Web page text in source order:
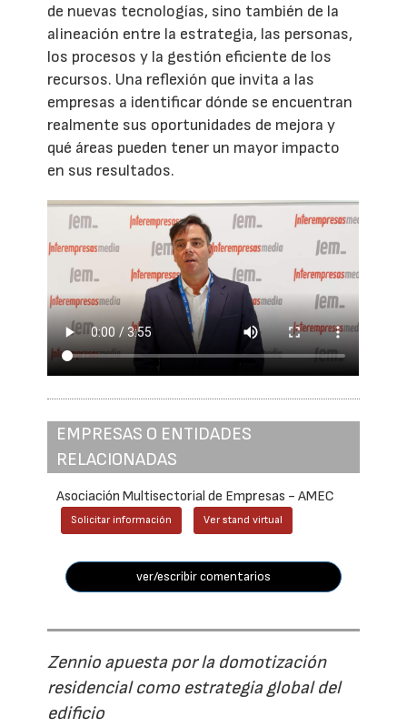
de nuevas tecnologías, sino también de la
alineación entre la estrategia, las personas,
los procesos y la gestión eficiente de los
recursos. Una reflexión que invita a las
empresas a identificar dónde se encuentran
realmente sus oportunidades de mejora y
qué áreas pueden tener un mayor impacto
en sus resultados.
EMPRESAS O ENTIDADES
RELACIONADAS
Asociación Multisectorial de Empresas - AMEC
Solicitar información Ver stand virtual
ver/escribir comentarios
Zennio apuesta por la domotización
residencial como estrategia global del
edificio